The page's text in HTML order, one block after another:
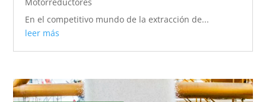
En el competitivo mundo de la extracción de...
leer más